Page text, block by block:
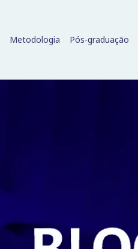
Metodologia Pós-graduação